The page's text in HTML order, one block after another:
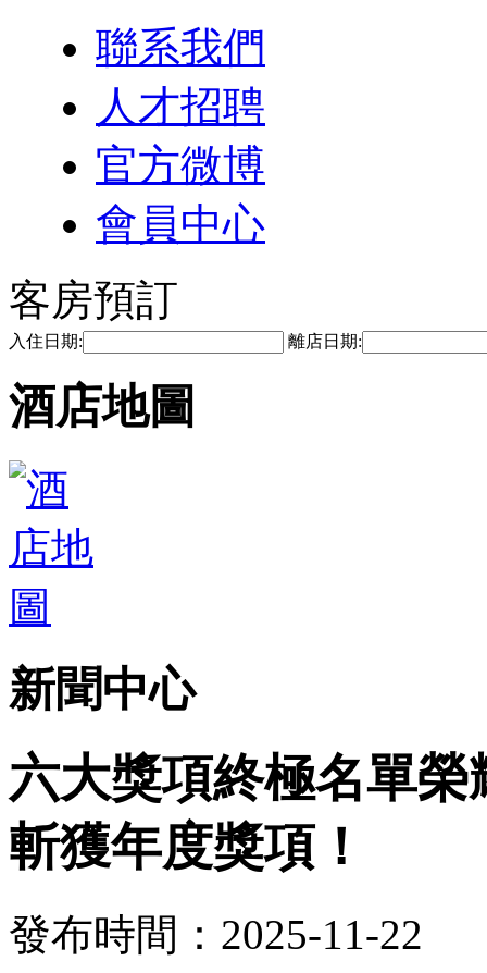
聯系我們
人才招聘
官方微博
會員中心
客房預訂
入住日期: 離店日期:
酒店地圖
新聞中心
六大獎項終極名單
斬獲年度獎項！
發布時間：2025-11-22